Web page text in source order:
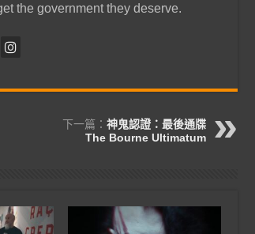
the government they deserve.
下一篇： 神鬼認證：最後通牒
The Bourne Ultimatum